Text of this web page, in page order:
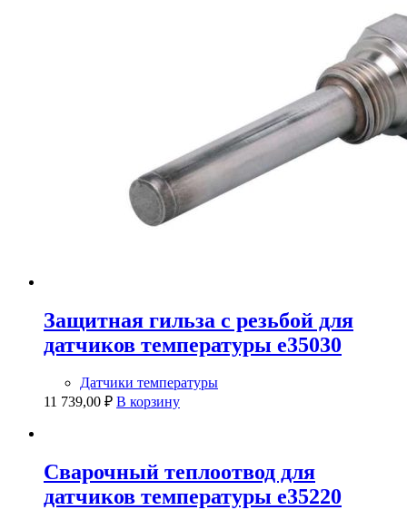
Защитная гильза с резьбой для
датчиков температуры e35030
Датчики температуры
11 739,00 ₽ В корзину
Сварочный теплоотвод для
датчиков температуры e35220